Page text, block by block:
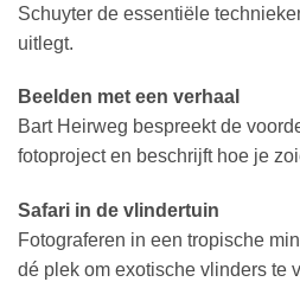
Schuyter de essentiële
uitlegt.
Beelden met een verhaal
Bart Heirweg bespreekt de
fotoproject en beschrijft hoe je
Safari in de vlindertuin
Fotograferen in een tropische
dé plek om exotische vlinders te